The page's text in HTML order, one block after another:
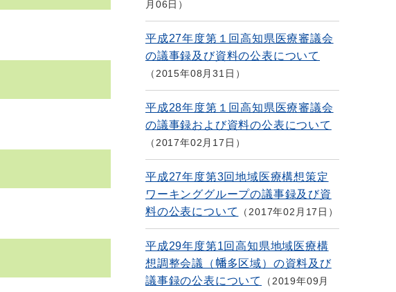
月06日
平成27年度第１回高知県医療審議会
の議事録及び資料の公表について
2015年08月31日
平成28年度第１回高知県医療審議会
の議事録および資料の公表について
2017年02月17日
平成27年度第3回地域医療構想策定
ワーキンググループの議事録及び資
料の公表について
2017年02月17日
平成29年度第1回高知県地域医療構
想調整会議（幡多区域）の資料及び
議事録の公表について
2019年09月